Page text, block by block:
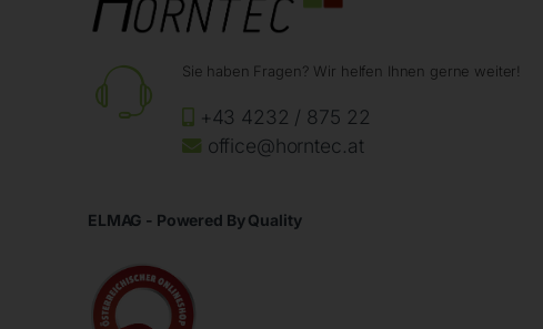
Sie haben Fragen? Wir helfen Ihnen gerne weiter!
+43 4232 / 875 22
office@horntec.at
ELMAG - Powered By Quality